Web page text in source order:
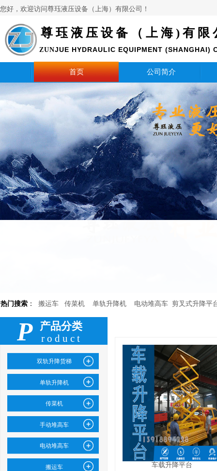
您好，欢迎访问尊珏液压设备（上海）有限公司！
尊珏液压设备（上海)有限
ZUNJUE HYDRAULIC EQUIPMENT (SHANGHAI)
首页 公司简介
热门搜索 ： 搬运车 传菜机 单轨升降机 电动堆高车 剪叉式升降平
车载升降平台
双轨升降货梯
单轨升降机
传菜机
手动堆高车
电动堆高车
搬运车
P 产品分类
roduct